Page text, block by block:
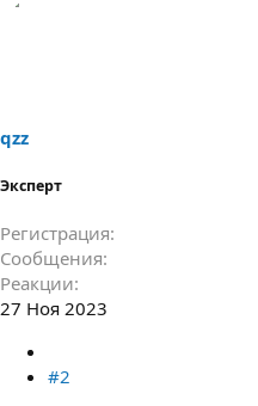
qzz
Эксперт
Регистрация
Сообщения
Реакции
27 Ноя 2023
#2